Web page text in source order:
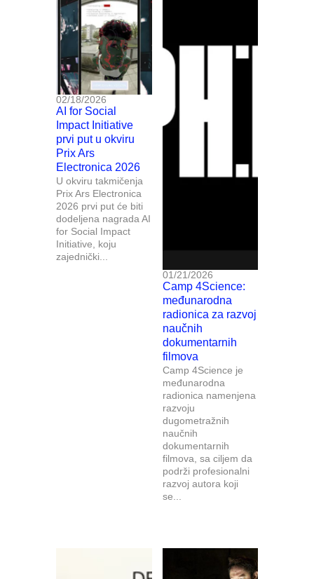
02/18/2026
AI for Social
Impact Initiative
prvi put u okviru
Prix Ars
Electronica 2026
U okviru takmičenja
Prix Ars Electronica
2026 prvi put će biti
dodeljena nagrada AI
for Social Impact
Initiative, koju
zajednički...
01/21/2026
Camp 4Science:
međunarodna
radionica za razvoj
naučnih
dokumentarnih
filmova
Camp 4Science je
međunarodna
radionica namenjena
razvoju
dugometražnih
naučnih
dokumentarnih
filmova, sa ciljem da
podrži profesionalni
razvoj autora koji
se...